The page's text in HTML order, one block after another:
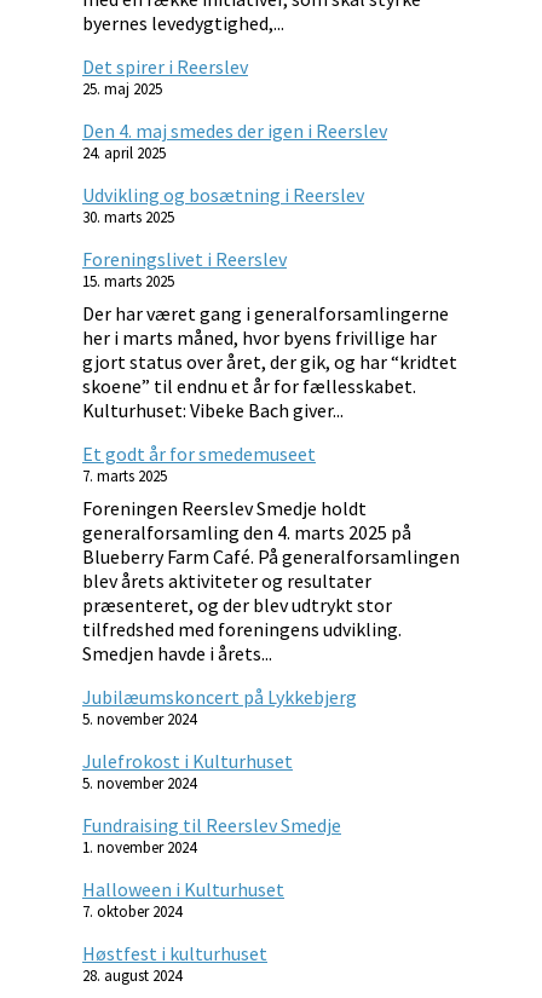
byernes levedygtighed,...
Det spirer i Reerslev
25. maj 2025
Den 4. maj smedes der igen i Reerslev
24. april 2025
Udvikling og bosætning i Reerslev
30. marts 2025
Foreningslivet i Reerslev
15. marts 2025
Der har været gang i generalforsamlingerne
her i marts måned, hvor byens frivillige har
gjort status over året, der gik, og har “kridtet
skoene” til endnu et år for fællesskabet.
Kulturhuset: Vibeke Bach giver...
Et godt år for smedemuseet
7. marts 2025
Foreningen Reerslev Smedje holdt
generalforsamling den 4. marts 2025 på
Blueberry Farm Café. På generalforsamlingen
blev årets aktiviteter og resultater
præsenteret, og der blev udtrykt stor
tilfredshed med foreningens udvikling.
Smedjen havde i årets...
Jubilæumskoncert på Lykkebjerg
5. november 2024
Julefrokost i Kulturhuset
5. november 2024
Fundraising til Reerslev Smedje
1. november 2024
Halloween i Kulturhuset
7. oktober 2024
Høstfest i kulturhuset
28. august 2024